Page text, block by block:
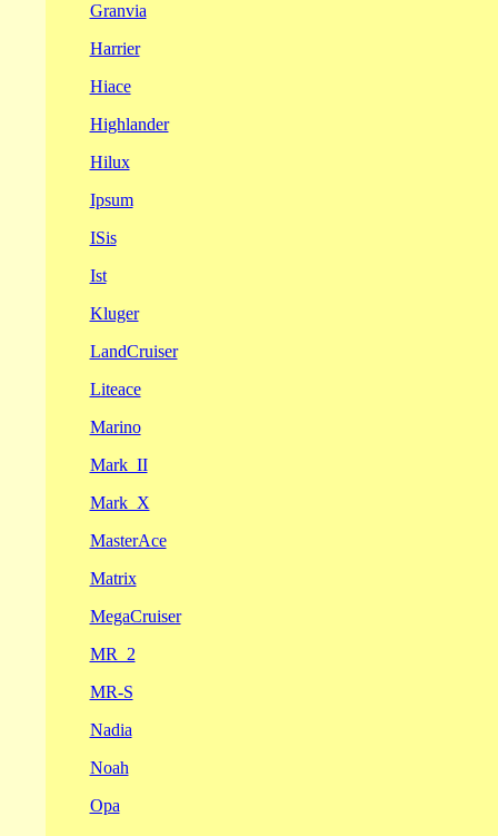
Granvia
Harrier
Hiace
Highlander
Hilux
Ipsum
ISis
Ist
Kluger
LandCruiser
Liteace
Marino
Mark_II
Mark_X
MasterAce
Matrix
MegaCruiser
MR_2
MR-S
Nadia
Noah
Opa